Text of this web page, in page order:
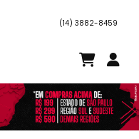
(14) 3882-8459